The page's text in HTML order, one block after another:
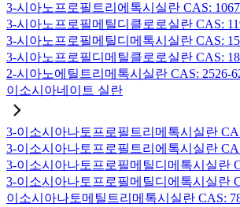
3-시아노프로필트리에톡시실란 CAS:
3-시아노프로필메틸디클로로실란 CAS:
3-시아노프로필메틸디메톡시실란 CAS:
3-시아노프로필디메틸클로로실란 CAS:
2-시아노에틸트리메톡시실란 CAS: 2526-
이소시아네이트 실란
3-이소시아나토프로필트리메톡시실란
3-이소시아나토프로필트리에톡시실란
3-이소시아나토프로필메틸디메톡시실란
3-이소시아나토프로필메틸디에톡시실란
이소시아나토메틸트리메톡시실란 CAS: